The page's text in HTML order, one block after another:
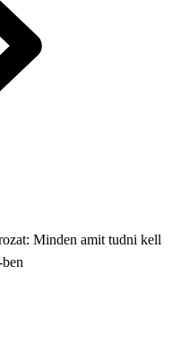
Minden amit tudni kell